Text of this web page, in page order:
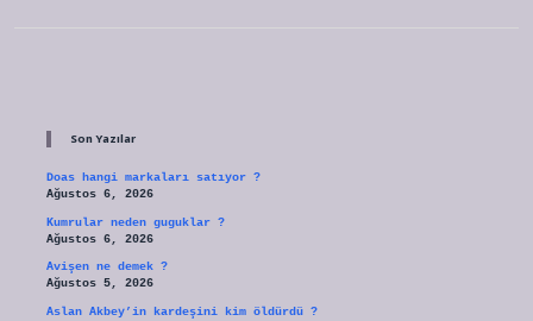
Son Yazılar
Doas hangi markaları satıyor ?
Ağustos 6, 2026
Kumrular neden guguklar ?
Ağustos 6, 2026
Avişen ne demek ?
Ağustos 5, 2026
Aslan Akbey’in kardeşini kim öldürdü ?